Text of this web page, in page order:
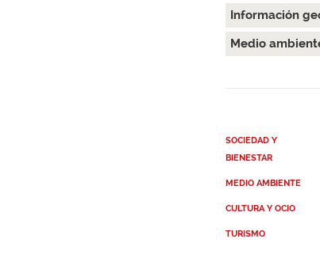
Información
Medio
SOCIEDAD Y
BIENESTAR
MEDIO AMBIENTE
CULTURA Y OCIO
TURISMO